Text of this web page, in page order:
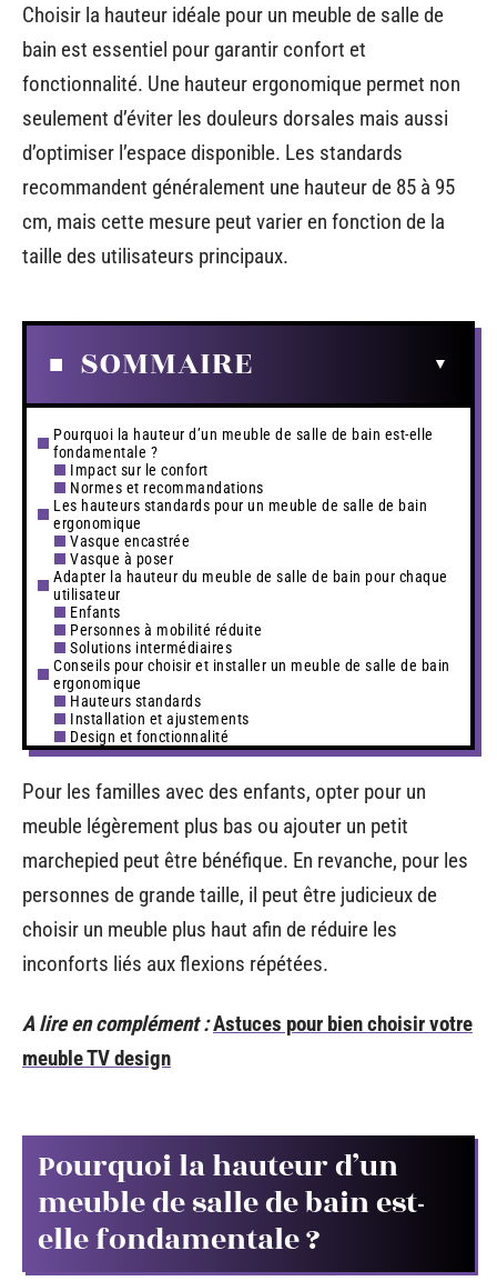
Choisir la hauteur idéale pour un meuble de salle de
bain est essentiel pour garantir confort et
fonctionnalité. Une hauteur ergonomique permet non
seulement d’éviter les douleurs dorsales mais aussi
d’optimiser l’espace disponible. Les standards
recommandent généralement une hauteur de 85 à 95
cm, mais cette mesure peut varier en fonction de la
taille des utilisateurs principaux.
SOMMAIRE
Pourquoi la hauteur d’un meuble de salle de bain est-elle
fondamentale ?
Impact sur le confort
Normes et recommandations
Les hauteurs standards pour un meuble de salle de bain
ergonomique
Vasque encastrée
Vasque à poser
Adapter la hauteur du meuble de salle de bain pour chaque
utilisateur
Enfants
Personnes à mobilité réduite
Solutions intermédiaires
Conseils pour choisir et installer un meuble de salle de bain
ergonomique
Hauteurs standards
Installation et ajustements
Design et fonctionnalité
Pour les familles avec des enfants, opter pour un
meuble légèrement plus bas ou ajouter un petit
marchepied peut être bénéfique. En revanche, pour les
personnes de grande taille, il peut être judicieux de
choisir un meuble plus haut afin de réduire les
inconforts liés aux flexions répétées.
A lire en complément :Astuces pour bien choisir votre
meuble TV design
Pourquoi la hauteur d’un
meuble de salle de bain est-
elle fondamentale ?